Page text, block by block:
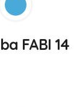
FABI 14